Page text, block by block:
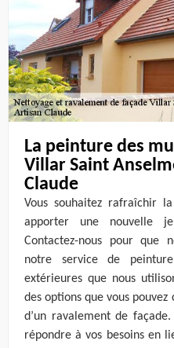
La peinture des
Villar Saint
Claude
Vous souhaitez rafraîchir
apporter une nouvelle
Contactez-nous pour que
notre service de
extérieures que nous
des options que vous
d’un ravalement de
répondre à vos besoins en